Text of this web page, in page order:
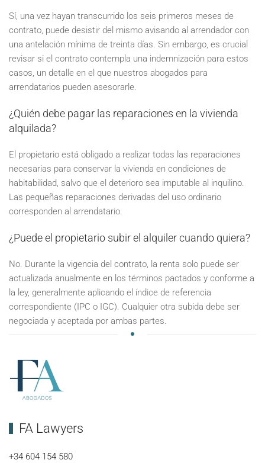
Sí, una vez hayan transcurrido los seis primeros meses de
contrato, puede desistir del mismo avisando al arrendador con
una antelación mínima de treinta días. Sin embargo, es crucial
revisar si el contrato contempla una indemnización para estos
casos, un detalle en el que nuestros abogados para
arrendatarios pueden asesorarle.
¿Quién debe pagar las reparaciones en la vivienda
alquilada?
El propietario está obligado a realizar todas las reparaciones
necesarias para conservar la vivienda en condiciones de
habitabilidad, salvo que el deterioro sea imputable al inquilino.
Las pequeñas reparaciones derivadas del uso ordinario
corresponden al arrendatario.
¿Puede el propietario subir el alquiler cuando quiera?
No. Durante la vigencia del contrato, la renta solo puede ser
actualizada anualmente en los términos pactados y conforme a
la ley, generalmente aplicando el índice de referencia
correspondiente (IPC o IGC). Cualquier otra subida debe ser
negociada y aceptada por ambas partes.
FA Lawyers
+34 604 154 580